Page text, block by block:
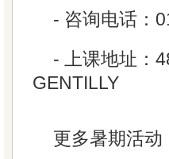
- 咨询电话：
- 上课地址：
GENTILLY
更多暑期活